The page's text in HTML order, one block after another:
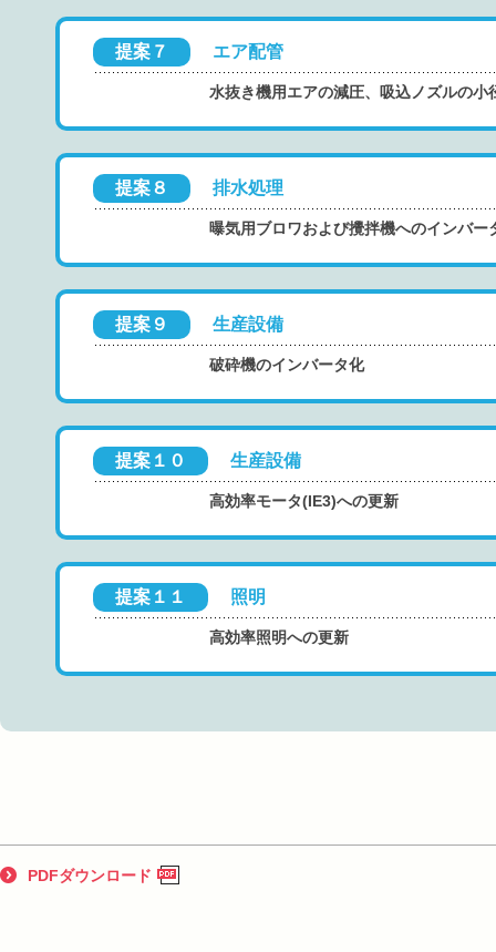
提案７ エア配管
水抜き機用エアの減圧、吸込ノズルの小
提案８ 排水処理
曝気用ブロワおよび攪拌機へのインバー
提案９ 生産設備
破砕機のインバータ化
提案１０ 生産設備
高効率モータ(IE3)への更新
提案１１ 照明
高効率照明への更新
PDFダウンロード